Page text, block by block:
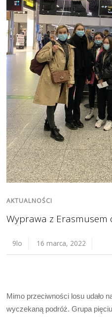
AKTUALNOŚCI
Wyprawa z Erasmusem
9lo 16 marca, 2022
Mimo przeciwności losu udało
wyczekaną podróż. Grupa